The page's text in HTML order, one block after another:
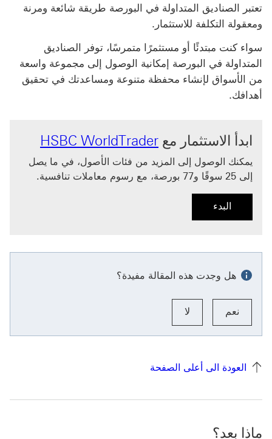
تعتبر الصناديق المتداولة في البورصة طريقة شائعة ومرنة
ومعقولة التكلفة للاستثمار.
سواء كنت مبتدئًا أو مستثمرًا متمرسًا، توفر ‏‫الصناديق
المتداولة في البورصة‬ إمكانية الوصول إلى مجموعة واسعة
من الأسواق لإنشاء محفظة متنوعة ومساعدتك في تحقيق
أهدافك.
ابدأ الاستثمار مع HSBC WorldTrader
يمكنك الوصول إلى المزيد من فئات الأصول، في ما يصل
إلى 25 سوقًا و77 بورصة، مع رسوم معاملات تنافسية.
البدء
البدء تقديم طلب للحصول على worldtrader
هل وجدت هذه المقالة مفيدة؟
نعم لا
العودة الى أعلى الصفحة
ماذا بعد؟